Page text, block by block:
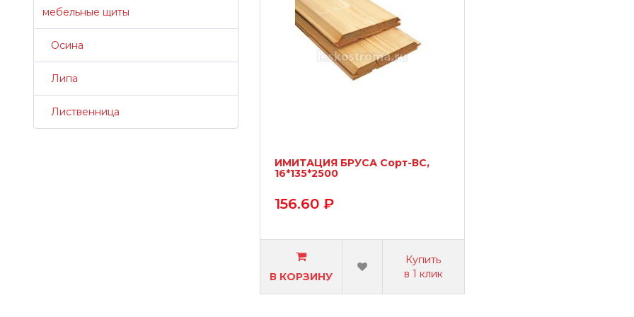
мебельные щиты
Осина
Липа
Лиственница
ИМИТАЦИЯ БРУСА Сорт-ВС,
16*135*2500
156.60 ₽
В КОРЗИНУ
Купить
в 1 клик